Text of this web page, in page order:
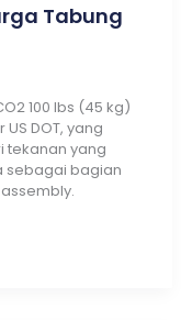
Tabung
100 lbs (45 kg)
DOT, yang
tekanan yang
sebagai bagian